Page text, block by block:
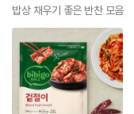
밥상 채우기 좋은 반찬 모음